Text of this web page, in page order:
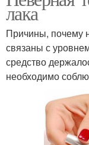
лака
Причины, почему
связаны с
средство
необходимо